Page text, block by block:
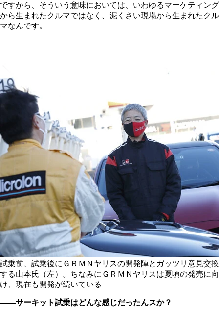
ですから、そういう意味においては、いわゆるマーケティング
から生まれたクルマではなく、泥くさい現場から生まれたクル
マなんです。
試乗前、試乗後にＧＲＭＮヤリスの開発陣とガッツリ意見交換
する山本氏（左）。ちなみにＧＲＭＮヤリスは夏頃の発売に向
け、現在も開発が続いている
――サーキット試乗はどんな感じだったんスか？